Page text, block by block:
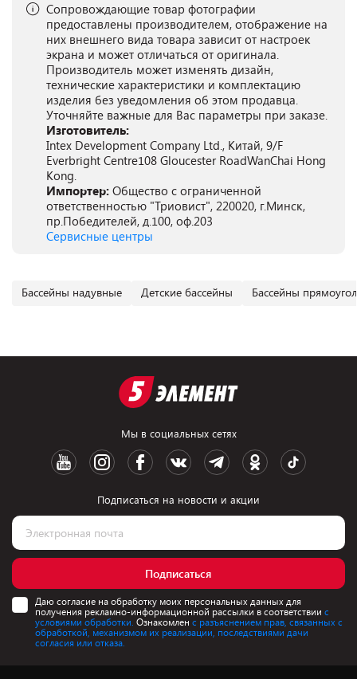
Сопровождающие товар фотографии
предоставлены производителем, отображение на
них внешнего вида товара зависит от настроек
экрана и может отличаться от оригинала.
Производитель может изменять дизайн,
технические характеристики и комплектацию
изделия без уведомления об этом продавца.
Уточняйте важные для Вас параметры при заказе.
Изготовитель:
Intex Development Company Ltd., Китай, 9/F
Everbright Centre108 Gloucester RoadWanChai Hong
Kong.
Импортер: Общество с ограниченной
ответственностью "Триовист", 220020, г.Минск,
пр.Победителей, д.100, оф.203
Сервисные центры
Бассейны надувные Детские бассейны Бассейны
Мы в социальных сетях
Подписаться на новости и акции
Подписаться
Даю согласие на обработку моих персональных данных для
получения рекламно-информационной рассылки в соответствии с
условиями обработки. Ознакомлен с разъяснением прав, связанных с
обработкой, механизмом их реализации, последствиями дачи
согласия или отказа.